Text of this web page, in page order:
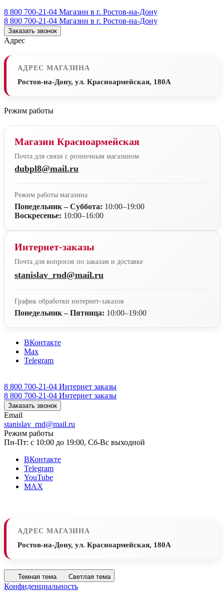
8 800 700-21-04 Магазин в г. Ростов-на-Дону
8 800 700-21-04 Магазин в г. Ростов-на-Дону
Заказать звонок
Адрес
АДРЕС МАГАЗИНА
Ростов-на-Дону, ул. Красноармейская, 180А
Режим работы
Магазин Красноармейская
Почта для связи с розничным магазином
dubpl8@mail.ru
Режим работы магазина
Понедельник – Суббота: 10:00–19:00
Воскресенье: 10:00–16:00
Интернет-заказы
Почта для вопросов по заказам и доставке
stanislav_rnd@mail.ru
График обработки интернет-заказов
Понедельник – Пятница: 10:00–19:00
ВКонтакте
Max
Telegram
8 800 700-21-04 Интернет заказы
8 800 700-21-04 Интернет заказы
Заказать звонок
Email
stanislav_rnd@mail.ru
Режим работы
Пн-Пт: с 10:00 до 19:00, Сб-Вс выходной
ВКонтакте
Telegram
YouTube
MAX
АДРЕС МАГАЗИНА
Ростов-на-Дону, ул. Красноармейская, 180А
Темная тема Светлая тема
Конфиденциальность